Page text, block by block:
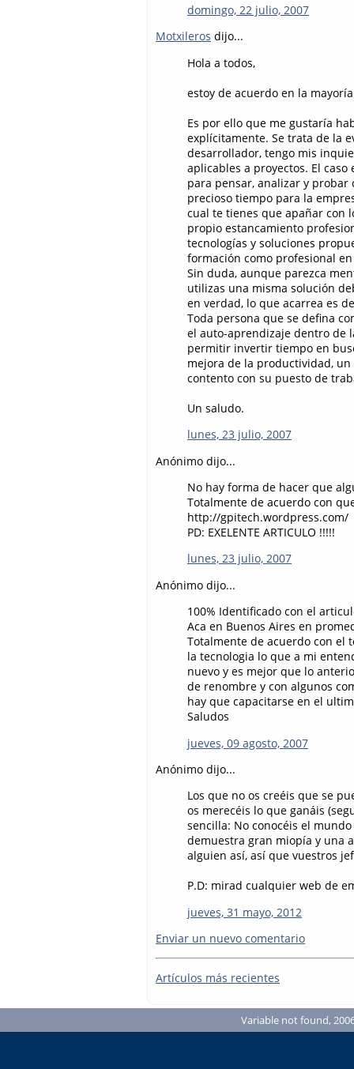
domingo, 22 julio, 2007
Motxileros dijo...
Hola a todos,
estoy de acuerdo en la
Es por ello que me gustaría
explícitamente. Se trata de la
desarrollador, tengo mis
aplicables a proyectos. El
para pensar, analizar y probar
precioso tiempo para la
cual te tienes que apañar con
propio estancamiento
tecnologías y soluciones
formación como profesional
Sin duda, aunque parezca
utilizas una misma solución
en verdad, lo que acarrea es
Toda persona que se defina
el auto-aprendizaje dentro de
permitir invertir tiempo en
mejora de la productividad,
contento con su puesto de
Un saludo.
lunes, 23 julio, 2007
Anónimo dijo...
No hay forma de hacer que
Totalmente de acuerdo con
http://gpitech.wordpress.com/
PD: EXELENTE ARTICULO !!!!!
lunes, 23 julio, 2007
Anónimo dijo...
100% Identificado con el
Aca en Buenos Aires en
Totalmente de acuerdo con el
la tecnologia lo que a mi
nuevo y es mejor que lo
de renombre y con algunos
hay que capacitarse en el
Saludos
jueves, 09 agosto, 2007
Anónimo dijo...
Los que no os creéis que se
os merecéis lo que ganáis
sencilla: No conocéis el
demuestra gran miopía y una
alguien así, así que vuestros
P.D: mirad cualquier web de
jueves, 31 mayo, 2012
Enviar un nuevo comentario
Artículos más recientes
Variable not found,